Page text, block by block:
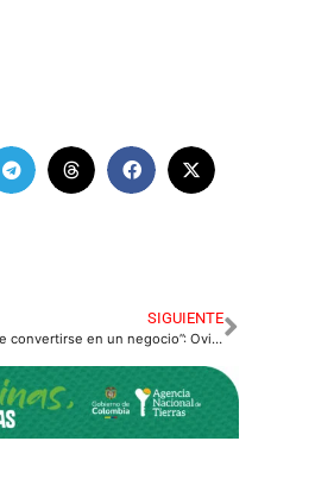
SIGUIENTE
“Vacuna Covid no puede convertirse en un negocio”: Ovidio Cruz